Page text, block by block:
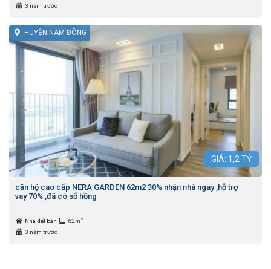
3 năm trước
HUYỆN NAM ĐÔNG
GIÁ: 1,2TỶ
căn hộ cao cấp NERA GARDEN 62m2 30% nhận nhà ngay ,hỗ trợ
vay 70% ,đã có sổ hồng
Nhà đất bán 62m 2
3 năm trước